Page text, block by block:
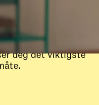
Brukervennlig,
alltid oppdatert.
å være ekspert,
deg det viktigste